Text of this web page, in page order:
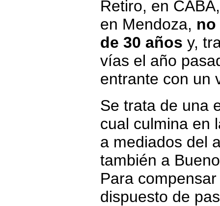
Retiro, en
en Mendoza, no
de 30 años y,
vías el año
entrante con un
Se trata de una
cual culmina en
a mediados del
también a
Para
dispuesto de